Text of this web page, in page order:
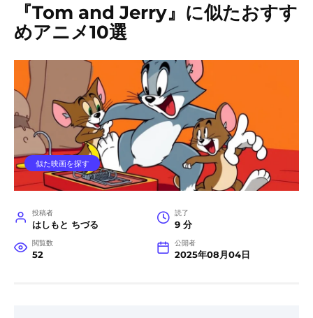
『Tom and Jerry』に似たおすす
めアニメ10選
似た映画を探す
投稿者
はしもと ちづる
読了
9 分
閲覧数
52
公開者
2025年08月04日